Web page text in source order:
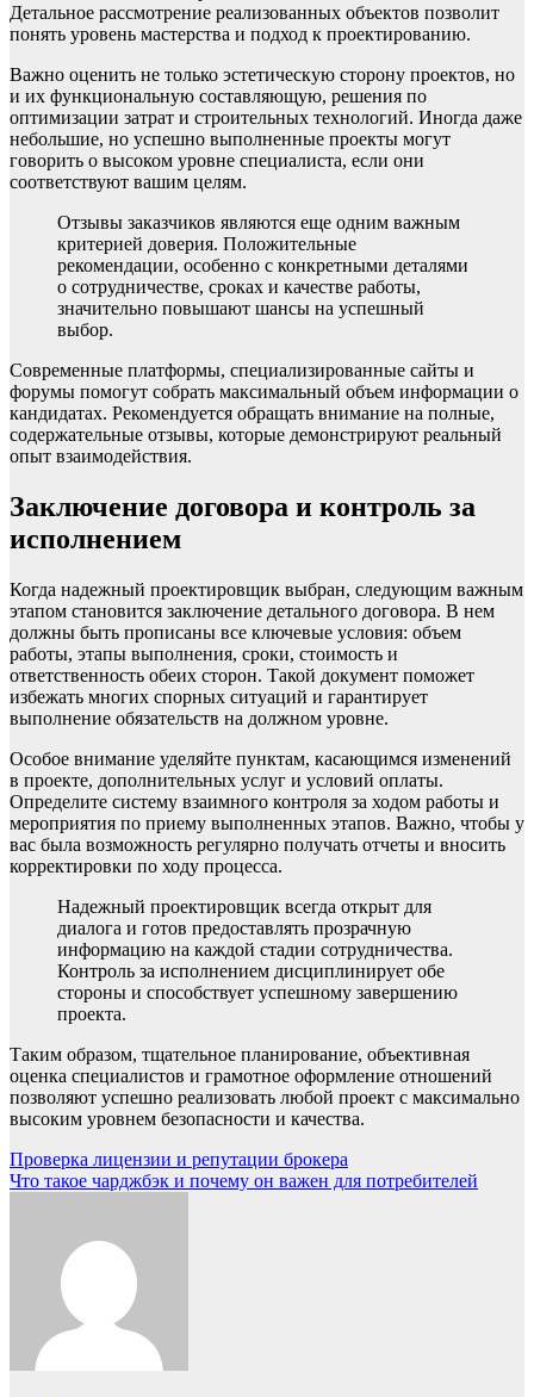
Детальное рассмотрение реализованных объектов позволит
понять уровень мастерства и подход к проектированию.
Важно оценить не только эстетическую сторону проектов, но
и их функциональную составляющую, решения по
оптимизации затрат и строительных технологий. Иногда даже
небольшие, но успешно выполненные проекты могут
говорить о высоком уровне специалиста, если они
соответствуют вашим целям.
Отзывы заказчиков являются еще одним важным
критерией доверия. Положительные
рекомендации, особенно с конкретными деталями
о сотрудничестве, сроках и качестве работы,
значительно повышают шансы на успешный
выбор.
Современные платформы, специализированные сайты и
форумы помогут собрать максимальный объем информации о
кандидатах. Рекомендуется обращать внимание на полные,
содержательные отзывы, которые демонстрируют реальный
опыт взаимодействия.
Заключение договора и контроль за
исполнением
Когда надежный проектировщик выбран, следующим важным
этапом становится заключение детального договора. В нем
должны быть прописаны все ключевые условия: объем
работы, этапы выполнения, сроки, стоимость и
ответственность обеих сторон. Такой документ поможет
избежать многих спорных ситуаций и гарантирует
выполнение обязательств на должном уровне.
Особое внимание уделяйте пунктам, касающимся изменений
в проекте, дополнительных услуг и условий оплаты.
Определите систему взаимного контроля за ходом работы и
мероприятия по приему выполненных этапов. Важно, чтобы у
вас была возможность регулярно получать отчеты и вносить
корректировки по ходу процесса.
Надежный проектировщик всегда открыт для
диалога и готов предоставлять прозрачную
информацию на каждой стадии сотрудничества.
Контроль за исполнением дисциплинирует обе
стороны и способствует успешному завершению
проекта.
Таким образом, тщательное планирование, объективная
оценка специалистов и грамотное оформление отношений
позволяют успешно реализовать любой проект с максимально
высоким уровнем безопасности и качества.
Навигация
по
Проверка лицензии и репутации брокера
Что такое чарджбэк и почему он важен для потребителей